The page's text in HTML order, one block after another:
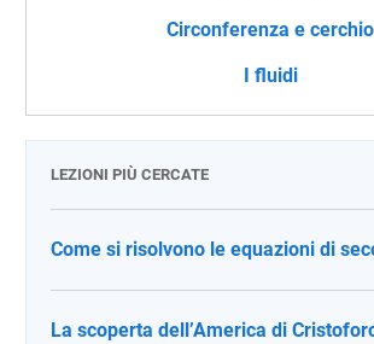
Circonferenza e cerchio
I fluidi
LEZIONI PIÙ CERCATE
Come si risolvono le equazioni di
La scoperta dell’America di